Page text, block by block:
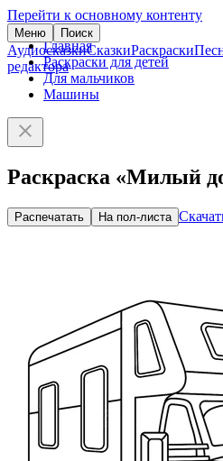
Перейти к основному контенту
Меню Поиск
АудиосказкиСказкиРаскраски
редактора
Главная
Раскраски для детей
Для мальчиков
Машины
Раскраска «Милый
Распечатать На пол-листа